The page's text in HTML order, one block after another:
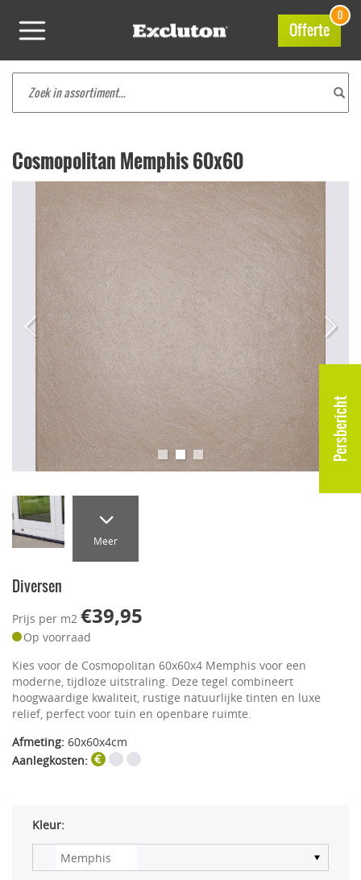
Persbericht
Offerte
0
Cosmopolitan Memphis 60x60
Meer
Diversen
Prijs per m2 €39,95
Op voorraad
Kies voor de Cosmopolitan 60x60x4 Memphis voor een
moderne, tijdloze uitstraling. Deze tegel combineert
hoogwaardige kwaliteit, rustige natuurlijke tinten en luxe
relief, perfect voor tuin en openbare ruimte.
Afmeting: 60x60x4cm
Aanlegkosten:
Kleur: